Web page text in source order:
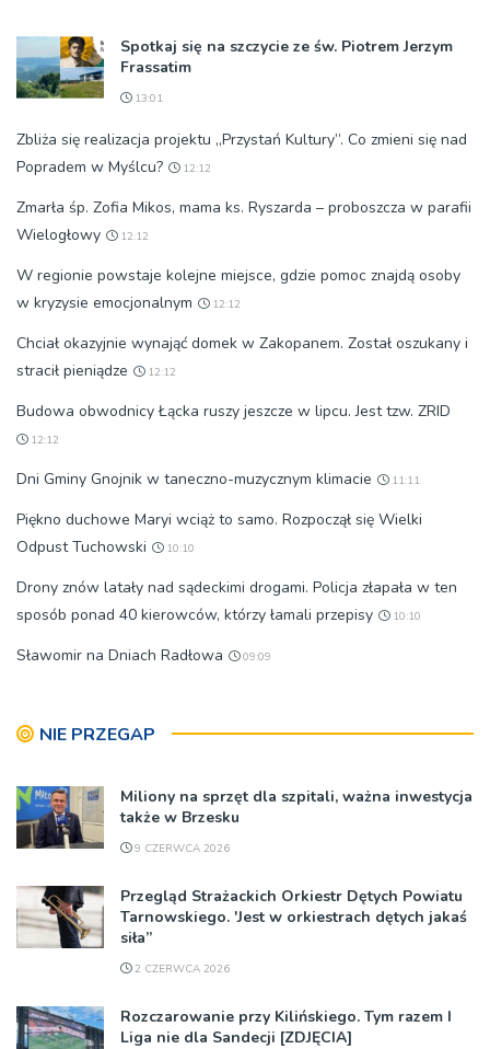
Spotkaj się na szczycie ze św. Piotrem Jerzym
Frassatim
13:01
Zbliża się realizacja projektu „Przystań Kultury”. Co zmieni się nad
Popradem w Myślcu?
12:12
Zmarła śp. Zofia Mikos, mama ks. Ryszarda – proboszcza w parafii
Wielogłowy
12:12
W regionie powstaje kolejne miejsce, gdzie pomoc znajdą osoby
w kryzysie emocjonalnym
12:12
Chciał okazyjnie wynająć domek w Zakopanem. Został oszukany i
stracił pieniądze
12:12
Budowa obwodnicy Łącka ruszy jeszcze w lipcu. Jest tzw. ZRID
12:12
Dni Gminy Gnojnik w taneczno-muzycznym klimacie 11:11
Piękno duchowe Maryi wciąż to samo. Rozpoczął się Wielki
Odpust Tuchowski
10:10
Drony znów latały nad sądeckimi drogami. Policja złapała w ten
sposób ponad 40 kierowców, którzy łamali przepisy
10:10
Sławomir na Dniach Radłowa 09:09
NIE PRZEGAP
Miliony na sprzęt dla szpitali, ważna inwestycja
także w Brzesku
9 CZERWCA 2026
Przegląd Strażackich Orkiestr Dętych Powiatu
Tarnowskiego. 'Jest w orkiestrach dętych jakaś
siła”
2 CZERWCA 2026
Rozczarowanie przy Kilińskiego. Tym razem I
Liga nie dla Sandecji [ZDJĘCIA]